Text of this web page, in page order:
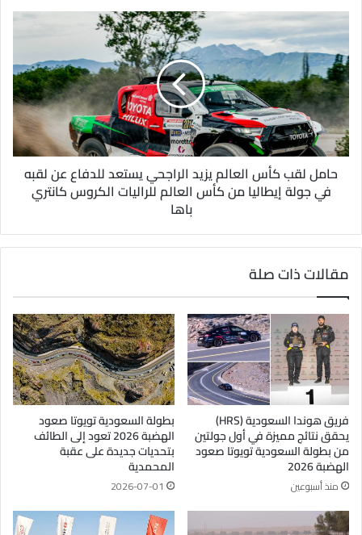
حامل لقب كأس العالم يزيد الراجحي يستعد للدفاع عن لقبه
في جولة إيطاليا من كأس العالم للراليات الكروس كانتري
باها
مقالات ذات صلة
فريق هوندا السعودية (HRS)
يحقق نتائج مميزة في أول جولتين
من بطولة السعودية تويوتا صعود
الهضبة 2026
منذ أسبوعين
بطولة السعودية تويوتا صعود
الهضبة 2026 تعود إلى الطائف
بتحديات جديدة على عقبة
المحمدية
2026-07-01